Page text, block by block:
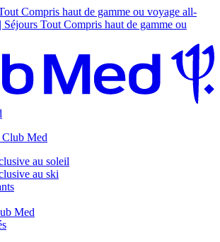
Compris haut de gamme ou voyage all-
Tout Compris haut de gamme ou
Med
au soleil
au ski
Med